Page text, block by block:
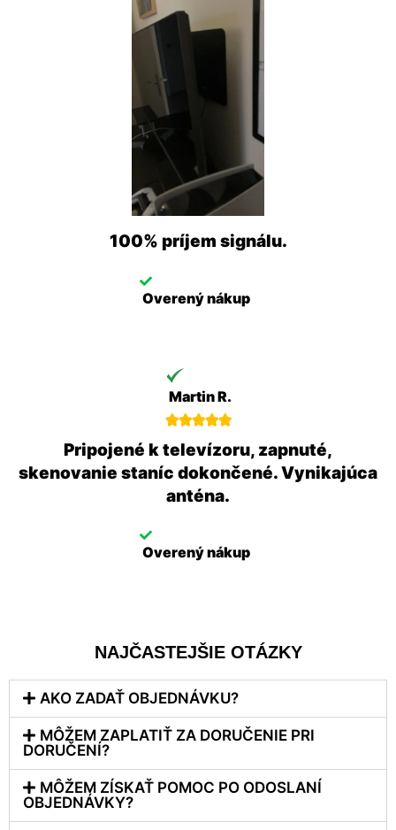
100% príjem signálu.
Overený nákup
Martin R.

Pripojené k televízoru, zapnuté,
skenovanie staníc dokončené. Vynikajúca
anténa.
Overený nákup
NAJČASTEJŠIE OTÁZKY
AKO ZADAŤ OBJEDNÁVKU?
MÔŽEM ZAPLATIŤ ZA DORUČENIE PRI
DORUČENÍ?
MÔŽEM ZÍSKAŤ POMOC PO ODOSLANÍ
OBJEDNÁVKY?